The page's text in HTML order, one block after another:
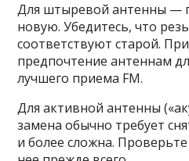
Для штыревой антенны —
новую. Убедитесь, что
соответствуют старой.
предпочтение антеннам
лучшего приема FM.
Для активной антенны
замена обычно требует
и более сложна.